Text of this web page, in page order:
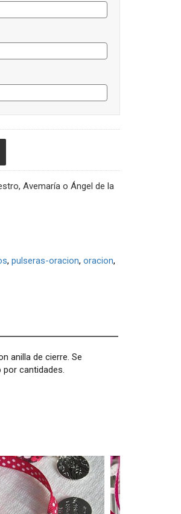
Avemaría o Ángel de la
pulseras-oracion oracion
anilla de cierre. Se
cantidades.